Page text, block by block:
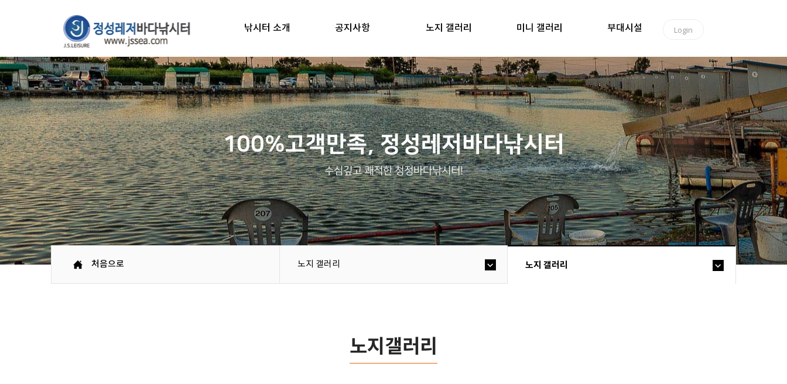
낚시터 소개 공지사항 노지 갤러리 미니 갤러리 부대시설 Login
100%고객만족, 정성레저바다낚시터
수심깊고 쾌적한 청정바다낚시터!
처음으로 노지 갤러리 노지 갤러리
노지갤러리